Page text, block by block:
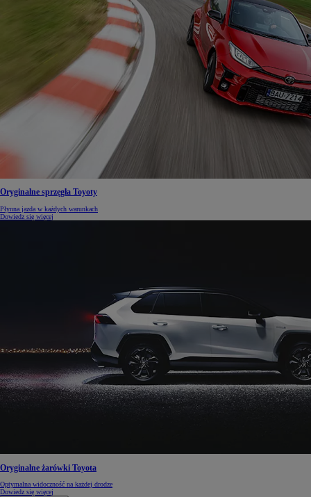
Oryginalne sprzęgła Toyoty
Płynna jazda w każdych warunkach
Dowiedz się więcej
Oryginalne żarówki Toyota
Optymalna widoczność na każdej drodze
Dowiedz się więcej